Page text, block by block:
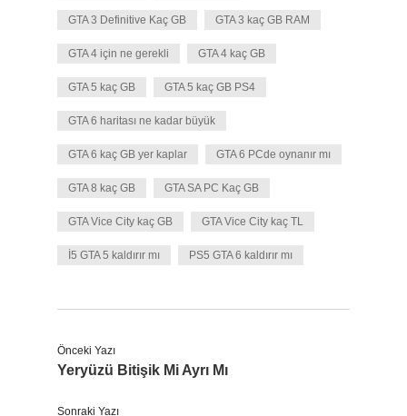
GTA 3 Definitive Kaç GB GTA 3 kaç GB RAM
GTA 4 için ne gerekli GTA 4 kaç GB
GTA 5 kaç GB GTA 5 kaç GB PS4
GTA 6 haritası ne kadar büyük
GTA 6 kaç GB yer kaplar GTA 6 PCde oynanır mı
GTA 8 kaç GB GTA SA PC Kaç GB
GTA Vice City kaç GB GTA Vice City kaç TL
İ5 GTA 5 kaldırır mı PS5 GTA 6 kaldırır mı
Önceki Yazı
Yeryüzü Bitişik Mi Ayrı Mı
Sonraki Yazı